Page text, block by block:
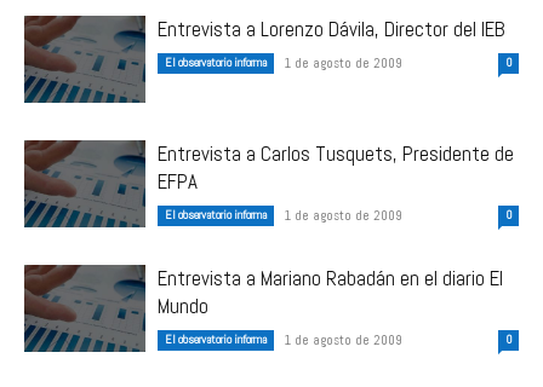
Entrevista a Lorenzo Dávila, Director del IEB
El observatorio informa 1 de agosto de 2009 0
Entrevista a Carlos Tusquets, Presidente de
EFPA
El observatorio informa 1 de agosto de 2009 0
Entrevista a Mariano Rabadán en el diario El
Mundo
El observatorio informa 1 de agosto de 2009 0